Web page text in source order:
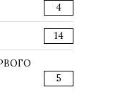
4
14
5